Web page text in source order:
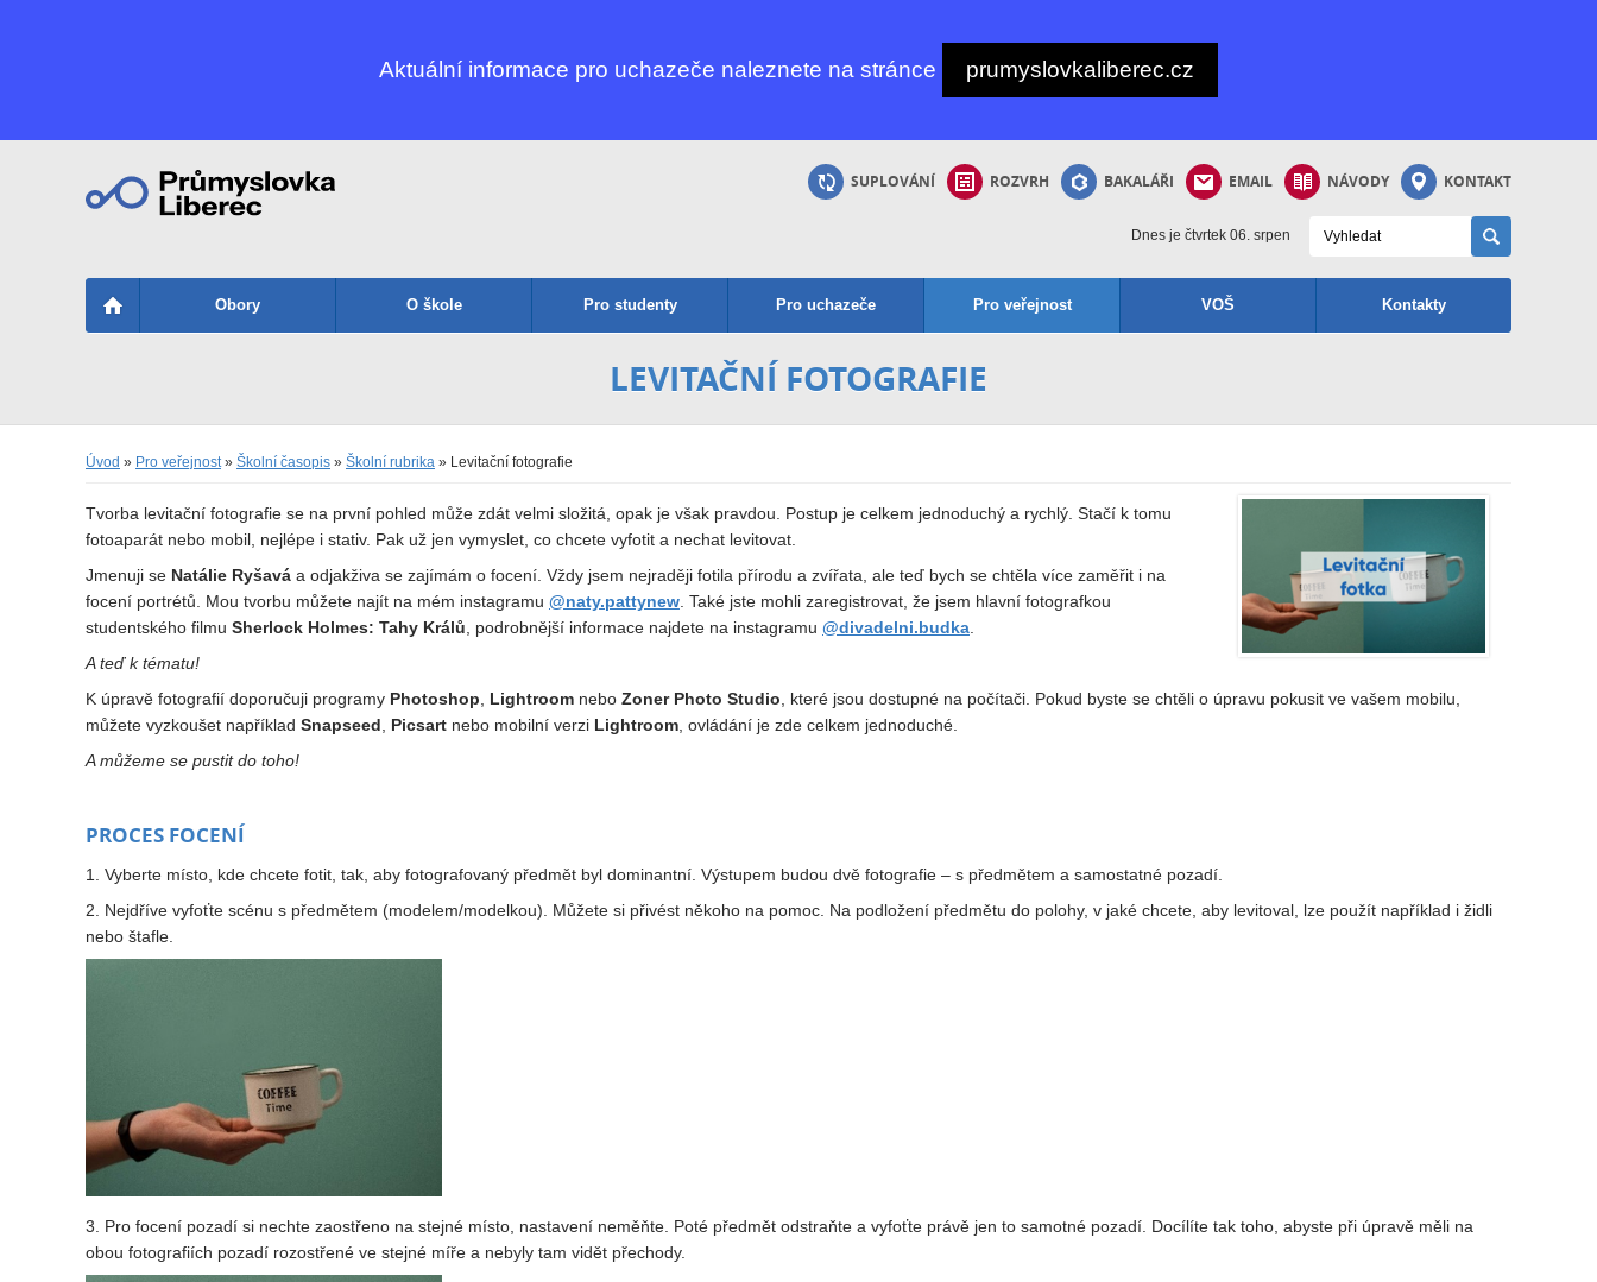
Aktuální informace pro uchazeče naleznete na stránce prumyslovkaliberec.cz
SUPLOVÁNÍ ROZVRH BAKALÁŘI EMAIL NÁVODY KONTAKT
Dnes je čtvrtek 06. srpen
Obory O škole Pro studenty Pro uchazeče Pro veřejnost VOŠ Kontakty
LEVITAČNÍ FOTOGRAFIE
Úvod » Pro veřejnost» Školní časopis » Školní rubrika » Levitační fotografie
Tvorba levitační fotografie se na první pohled může zdát velmi složitá, opak je však pravdou. Postup je celkem jednoduchý a rychlý. Stačí k tomu
fotoaparát nebo mobil, nejlépe i stativ. Pak už jen vymyslet, co chcete vyfotit a nechat levitovat.
Jmenuji se Natálie Ryšavá a odjakživa se zajímám o focení. Vždy jsem nejraději fotila přírodu a zvířata, ale teď bych se chtěla více zaměřit i na
focení portrétů. Mou tvorbu můžete najít na mém instagramu @naty.pattynew . Také jste mohli zaregistrovat, že jsem hlavní fotografkou
studentského filmu Sherlock Holmes: Tahy Králů , podrobnější informace najdete na instagramu @divadelni.budka
A teď k tématu!
K úpravě fotografií doporučuji programy Photoshop Lightroom nebo Zoner Photo Studio , které jsou dostupné na počítači. Pokud byste se chtěli o úpravu pokusit ve vašem mobilu,
můžete vyzkoušet například Snapseed Picsart nebo mobilní verzi Lightroom , ovládání je zde celkem jednoduché.
A můžeme se pustit do toho!
PROCES FOCENÍ
1. Vyberte místo, kde chcete fotit, tak, aby fotografovaný předmět byl dominantní. Výstupem budou dvě fotografie – s předmětem a samostatné pozadí.
2. Nejdříve vyfoťte scénu s předmětem (modelem/modelkou). Můžete si přivést někoho na pomoc. Na podložení předmětu do polohy, v jaké chcete, aby levitoval, lze použít například i židli
nebo štafle.
3. Pro focení pozadí si nechte zaostřeno na stejné místo, nastavení neměňte. Poté předmět odstraňte a vyfoťte právě jen to samotné pozadí. Docílíte tak toho, abyste při úpravě měli na
obou fotografiích pozadí rozostřené ve stejné míře a nebyly tam vidět přechody.